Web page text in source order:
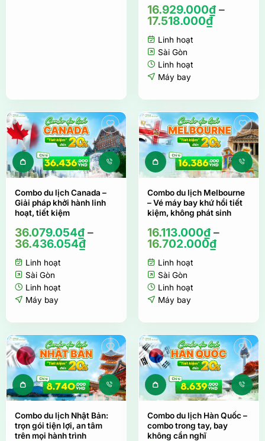
16.929.000₫–
17.518.000₫
Linh hoạt
Sài Gòn
Linh hoạt
Máy bay
Combo du lịch Canada –
Giải pháp khởi hành linh
hoạt, tiết kiệm
36.079.054₫–
36.436.054₫
Linh hoạt
Sài Gòn
Linh hoạt
Máy bay
Combo du lịch Melbourne
– Vé máy bay khứ hồi tiết
kiệm, không phát sinh
16.113.000₫–
16.702.000₫
Linh hoạt
Sài Gòn
Linh hoạt
Máy bay
Sản phẩm này có nhiều biến thể. Các tùy
Combo du lịch Nhật Bản:
trọn gói tiện lợi, an tâm
trên mọi hành trình
Sản phẩm
Combo du lịch Hàn Quốc –
combo trong tay, bay
không cần nghĩ